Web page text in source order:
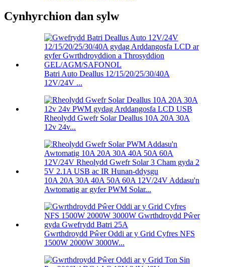
Cynhyrchion dan sylw
Batri Auto Deallus 12/15/20/25/30/40A
12V/24V ...
Rheolydd Gwefr Solar Deallus 10A 20A 30A
12v 24v...
10A 20A 30A 40A 50A 60A 12V/24V Addasu'n
Awtomatig ar gyfer PWM Solar...
Gwrthdroydd Pŵer Oddi ar y Grid Cyfres NFS
1500W 2000W 3000W...